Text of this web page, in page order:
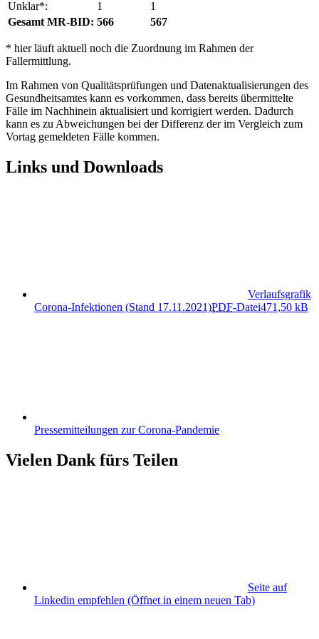
Unklar*: 1
1
Gesamt MR-BID: 566 567
* hier läuft aktuell noch die Zuordnung im Rahmen der
Fallermittlung.
Im Rahmen von Qualitätsprüfungen und Datenaktualisierungen des
Gesundheitsamtes kann es vorkommen, dass bereits übermittelte
Fälle im Nachhinein aktualisiert und korrigiert werden. Dadurch
kann es zu Abweichungen bei der Differenz der im Vergleich zum
Vortag gemeldeten Fälle kommen.
Links und Downloads
Verlaufsgrafik
Corona-Infektionen (Stand 17.11.2021)PDF-Datei471,50 kB
Pressemitteilungen zur Corona-Pandemie
Vielen Dank fürs Teilen
Seite auf
Linkedin empfehlen (Öffnet in einem neuen Tab)